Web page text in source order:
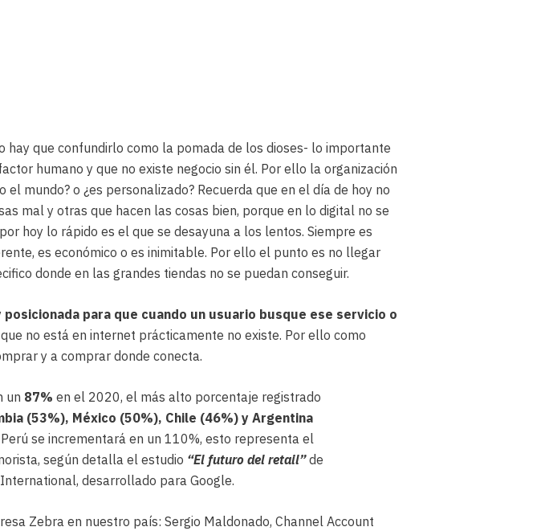
que confundirlo como la pomada de los dioses- lo importante
humano y que no existe negocio sin él. Por ello la organización
mundo? o ¿es personalizado? Recuerda que en el día de hoy no
mal y otras que hacen las cosas bien, porque en lo digital no se
hoy lo rápido es el que se desayuna a los lentos. Siempre es
es económico o es inimitable. Por ello el punto es no llegar
donde en las grandes tiendas no se puedan conseguir.
posicionada para que cuando un usuario busque ese servicio o
no está en internet prácticamente no existe. Por ello como
y a comprar donde conecta.
un 87%en el 2020, el más alto porcentaje registrado
(53%), México (50%), Chile (46%) y Argentina
se incrementará en un 110%, esto representa el
según detalla el estudio “El futuro del retail”de
desarrollado para Google.
Zebra en nuestro país: Sergio Maldonado, Channel Account